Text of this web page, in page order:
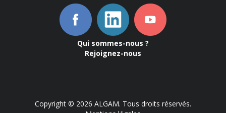
Qui sommes-nous ?
Rejoignez-nous
Copyright © 2026 ALGAM. Tous droits réservés.